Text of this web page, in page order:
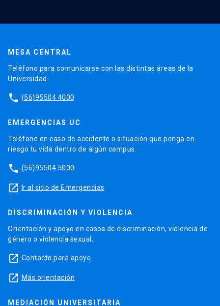
MESA CENTRAL
Teléfono para comunicarse con las distintas áreas de la
Universidad.
phone (56)95504 4000
EMERGENCIAS UC
Teléfono en caso de accidente o situación que ponga en
riesgo tu vida dentro de algún campus.
phone (56)95504 5000
launch Ir al sitio de Emergencias
DISCRIMINACIÓN Y VIOLENCIA
Orientación y apoyo en casos de discriminación, violencia de
género o violencia sexual.
launch Contacto para apoyo
launch Más orientación
MEDIACIÓN UNIVERSITARIA